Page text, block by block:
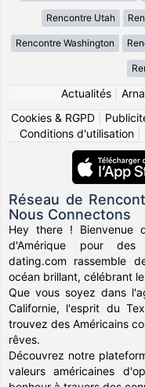
Rencontre Utah
Rencontre Washington
Actualités|
Cookies & RGPD
Conditions d'utilisation|
Réseau de
Nous Connectons
Hey there ! Bienvenue
d'Amérique pour des
dating.com rassemble
océan brillant, célébrant
Que vous soyez dans
Californie, l'esprit du
trouvez des Américains
rêves.
Découvrez notre
valeurs américaines